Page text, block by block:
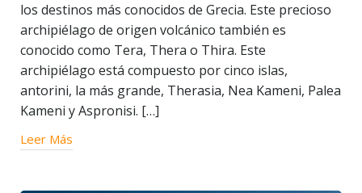
los destinos más conocidos de Grecia. Este precioso
archipiélago de origen volcánico también es
conocido como Tera, Thera o Thira. Este
archipiélago está compuesto por cinco islas,
antorini, la más grande, Therasia, Nea Kameni, Palea
Kameni y Aspronisi. […]
Leer Más